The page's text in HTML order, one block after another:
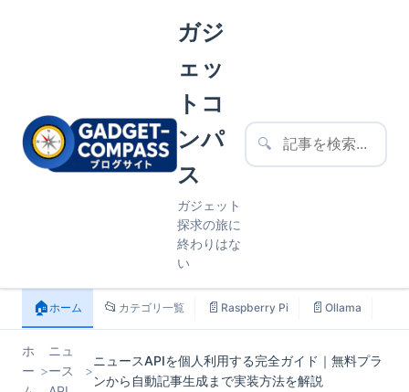
ガジ
ェッ
トコ
ンパ
ス
ガジェット
探求の旅に
終わりはな
い
🔍
🏠ホーム 📂 カテゴリ一覧 📄 Raspberry Pi 📄 Ollama
ホ
ー >
ニュ
ース
>
ニュースAPIを個人利用する完全ガイド｜無料プラ
ンから自動記事生成まで実装方法を解説